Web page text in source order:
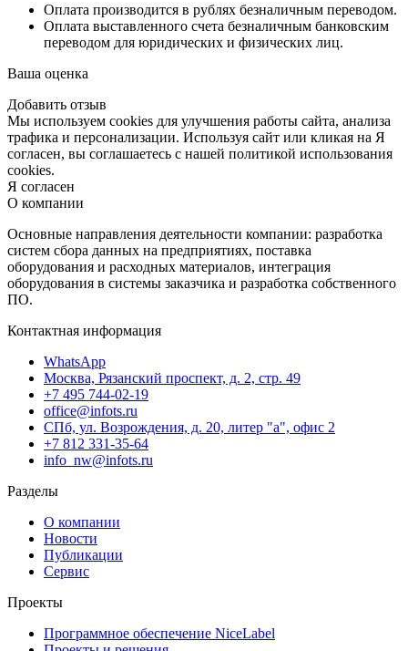
Оплата производится в рублях безналичным переводом.
Оплата выставленного счета безналичным банковским
переводом для юридических и физических лиц.
Ваша оценка
Добавить отзыв
Мы используем cookies для улучшения работы сайта, анализа
трафика и персонализации. Используя сайт или кликая на Я
согласен, вы соглашаетесь с нашей политикой использования
cookies.
Я согласен
О компании
Основные направления деятельности компании: разработка
систем сбора данных на предприятиях, поставка
оборудования и расходных материалов, интеграция
оборудования в системы заказчика и разработка собственного
ПО.
Контактная информация
WhatsApp
Москва, Рязанский проспект, д. 2, стр. 49
+7 495 744-02-19
office@infots.ru
СПб, ул. Возрождения, д. 20, литер "a", офис 2
+7 812 331-35-64
info_nw@infots.ru
Разделы
О компании
Новости
Публикации
Сервис
Проекты
Программное обеспечение NiceLabel